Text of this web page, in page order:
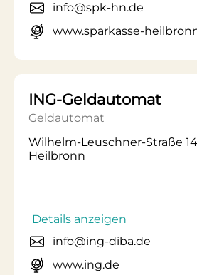
info@spk-hn.de
www.sparkasse-
ING-Geldautomat
Geldautomat
Wilhelm-Leuschner-Straße
Heilbronn
Details anzeigen
info@ing-diba.de
www.ing.de